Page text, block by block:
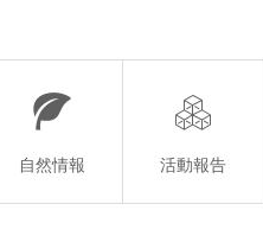
自然情報 活動報告